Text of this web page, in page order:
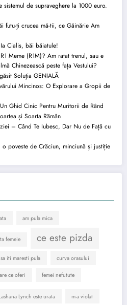
sistemul de supraveghere la 1000 euro.
futu-ți crucea mă-tii, ce Găinărie Am
Cialis, băi băiatule!
Meme (R1M)? Am ratat trenul, sau e
Chinezească peste fața Vestului?
Soluția GENIALĂ
Mincinos: O Explorare a Gropii de
Ghid Cinic Pentru Muritorii de Rând
și Soarta Rămân
– Când Te Iubesc, Dar Nu de Față cu
poveste de Crăciun, minciună și justiție
am pula mica
femeie ce este pizda
iti maresti pula curva orasului
ce oferi femei nefutute
Lynch este urata m-a violat